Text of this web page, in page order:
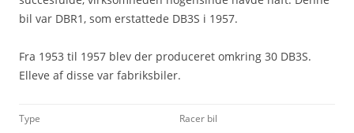
bil var DBR1, som erstattede DB3S i 1957.
Fra 1953 til 1957 blev der produceret omkring 30 DB3S.
Elleve af disse var fabriksbiler.
Type Racer bil